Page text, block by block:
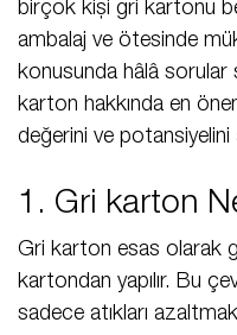
birçok kişi gri kartonu
ambalaj ve ötesinde
konusunda hâlâ sorular
karton hakkında en
değerini ve potansiyelini
1. Gri karton
Gri karton esas olarak
kartondan yapılır. Bu
sadece atıkları